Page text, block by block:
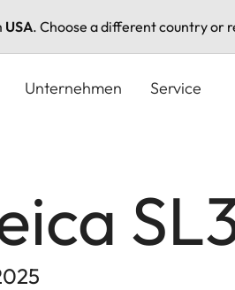
USA. Choose a different country or
Unternehmen Service